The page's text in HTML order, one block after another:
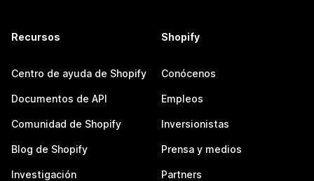
Recursos
Centro de ayuda de Shopify
Documentos de API
Comunidad de Shopify
Blog de Shopify
Investigación
Shopify
Conócenos
Empleos
Inversionistas
Prensa y medios
Partners